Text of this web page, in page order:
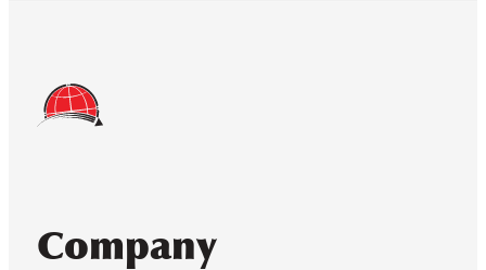
Company